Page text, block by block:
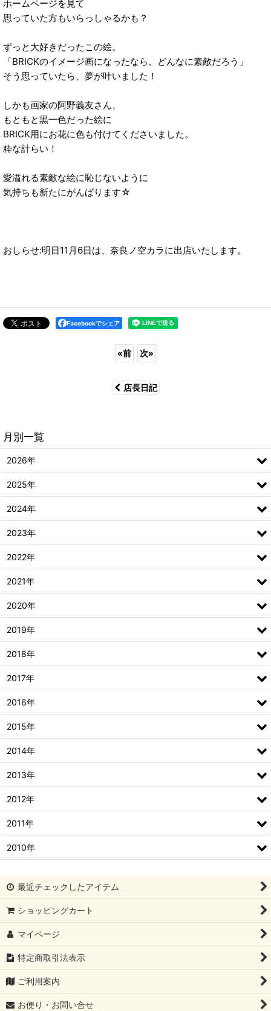
ホームページを見て
思っていた方もいらっしゃるかも？
ずっと大好きだったこの絵。
「BRICKのイメージ画になったなら、どんなに素敵だろう」
そう思っていたら、夢が叶いました！
しかも画家の阿野義友さん、
もともと黒一色だった絵に
BRICK用にお花に色も付けてくださいました。
粋な計らい！
愛溢れる素敵な絵に恥じないように
気持ちも新たにがんばります☆
おしらせ:明日11月6日は、奈良ノ空カラに出店いたします。
Facebookでシェア
«前 次»
店長日記
月別一覧
2026年
2025年
2024年
2023年
2022年
2021年
2020年
2019年
2018年
2017年
2016年
2015年
2014年
2013年
2012年
2011年
2010年
最近チェックしたアイテム
ショッピングカート
マイページ
特定商取引法表示
ご利用案内
お便り・お問い合せ